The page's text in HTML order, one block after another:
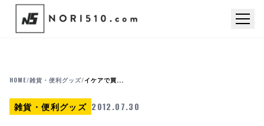
HOME/雑貨・便利グッズ/イケアで買...
雑貨・便利グッズ 2012.07.30